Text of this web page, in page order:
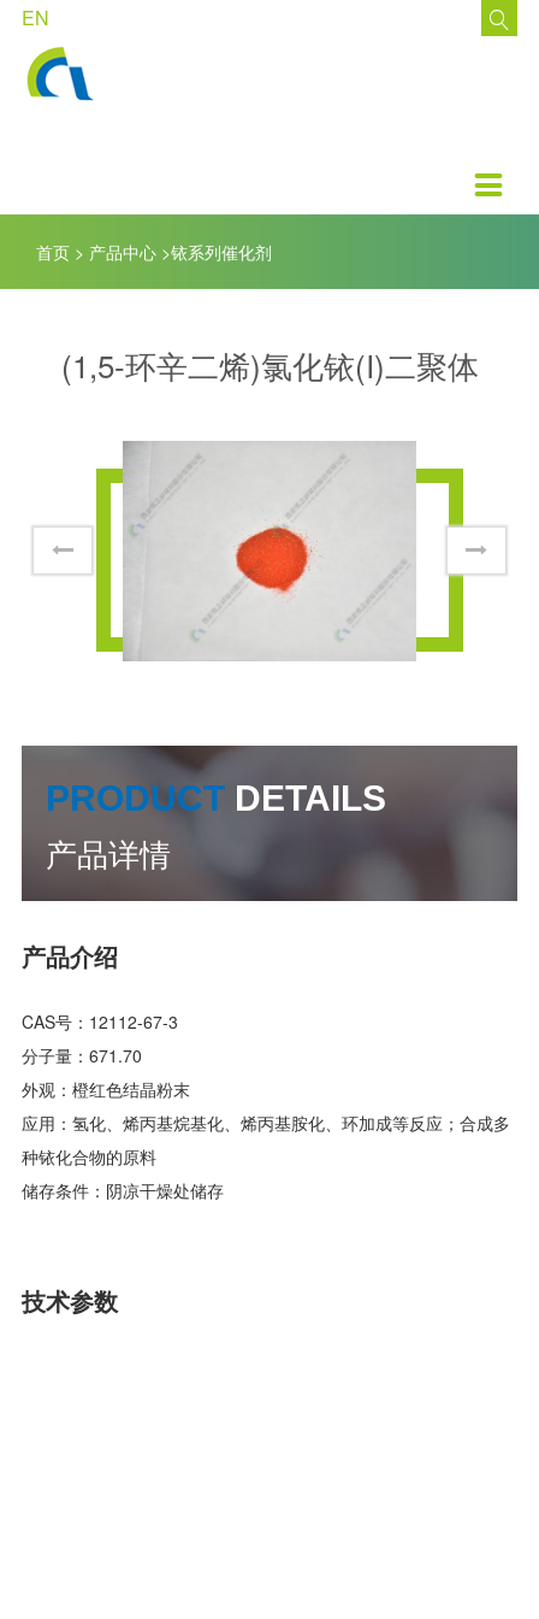
EN 
走进凯立
了解凯立
里程碑
技术中心
现有技术
产品中心
钯系列催化剂
铑系列催化剂
非金属系列催化剂
凯立环保产品
公示公告
公告
投资者关系
客户支持
资料下载
网上订购
加盟凯立
招聘职位
员工培养

首页 > 产品中心 >铱系列催化剂
(1,5-环辛二烯)氯化铱(I)二聚体
PRODUCTDETAILS
产品详情
产品介绍
CAS号：12112-67-3
分子量：671.70
外观：橙红色结晶粉末
应用：氢化、烯丙基烷基化、烯丙基胺化、环加成等反应；合成多
种铱化合物的原料
储存条件：阴凉干燥处储存
技术参数